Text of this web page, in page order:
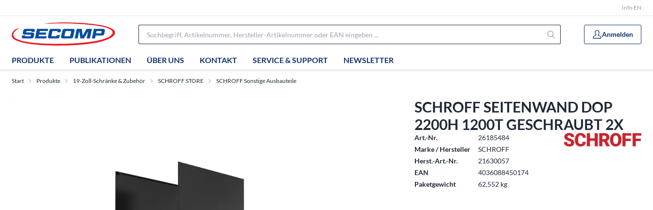
Info EN
Anmelden
PRODUKTE PUBLIKATIONEN ÜBER UNS KONTAKT SERVICE & SUPPORT NEWSLETTER
Start Produkte 19-Zoll-Schränke & Zubehör SCHROFF STORE SCHROFF Sonstige Ausbauteile
SCHROFF SEITENWAND DOP
2200H 1200T GESCHRAUBT 2X
Art.-Nr.
26185484
Marke / Hersteller
SCHROFF
Herst.-Art.-Nr.
21630057
EAN
4036088450174
Paketgewicht
62,552 kg